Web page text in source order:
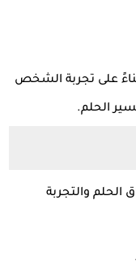
على تجربة الشخص
الحلم.
الحلم والتجربة
.